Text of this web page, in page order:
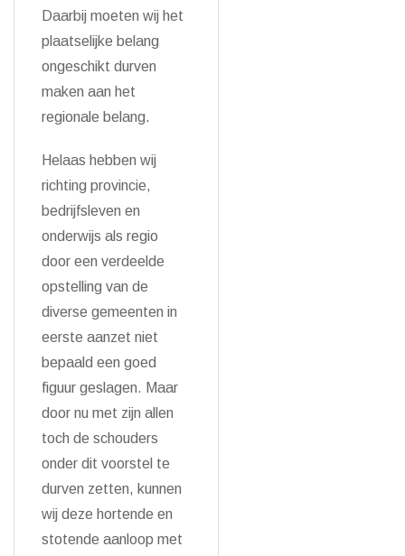
Daarbij moeten wij het
plaatselijke belang
ongeschikt durven
maken aan het
regionale belang.
Helaas hebben wij
richting provincie,
bedrijfsleven en
onderwijs als regio
door een verdeelde
opstelling van de
diverse gemeenten in
eerste aanzet niet
bepaald een goed
figuur geslagen. Maar
door nu met zijn allen
toch de schouders
onder dit voorstel te
durven zetten, kunnen
wij deze hortende en
stotende aanloop met